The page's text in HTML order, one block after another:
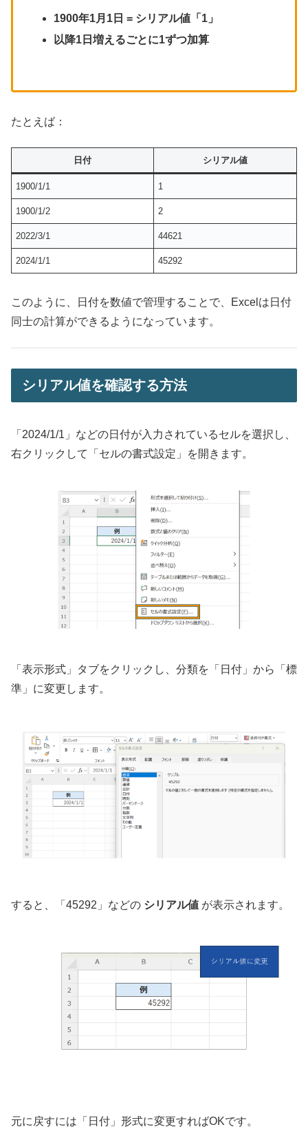
1900年1月1日 = シリアル値「1」
以降1日増えるごとに1ずつ加算
たとえば：
日付 シリアル値
1900/1/1 1
1900/1/2 2
2022/3/1 44621
2024/1/1 45292
このように、日付を数値で管理することで、Excelは日付
同士の計算ができるようになっています。
シリアル値を確認する方法
「2024/1/1」などの日付が入力されているセルを選択し、
右クリックして「セルの書式設定」を開きます。
「表示形式」タブをクリックし、分類を「日付」から「標
準」に変更します。
すると、「45292」などの シリアル値 が表示されます。
元に戻すには「日付」形式に変更すればOKです。